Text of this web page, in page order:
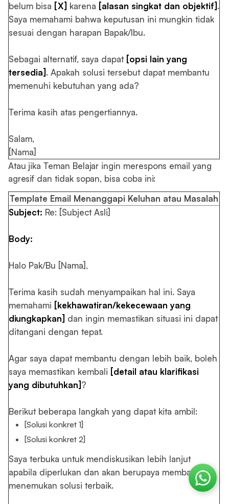
belum bisa [X] karena [alasan singkat dan objektif].
Saya memahami bahwa keputusan ini mungkin tidak
sesuai dengan harapan Bapak/Ibu.
Sebagai alternatif, saya dapat [opsi lain yang
tersedia]. Apakah solusi tersebut dapat membantu
memenuhi kebutuhan yang ada?
Terima kasih atas pengertiannya.
Salam,
[Nama]
Atau jika Teman Belajar ingin merespons email yang
agresif dan tidak sopan, bisa coba ini:
Template Email Menanggapi Keluhan atau Masalah
Subject: Re: [Subject Asli]
Body:
Halo Pak/Bu [Nama],
Terima kasih sudah menyampaikan hal ini. Saya
memahami [kekhawatiran/kekecewaan yang
diungkapkan] dan ingin memastikan situasi ini dapat
ditangani dengan tepat.
Agar saya dapat membantu dengan lebih baik, boleh
saya memastikan kembali [detail atau klarifikasi
yang dibutuhkan]?
Berikut beberapa langkah yang dapat kita ambil:
[Solusi konkret 1]
[Solusi konkret 2]
Saya terbuka untuk mendiskusikan lebih lanjut
apabila diperlukan dan akan berupaya membantu
menemukan solusi terbaik.